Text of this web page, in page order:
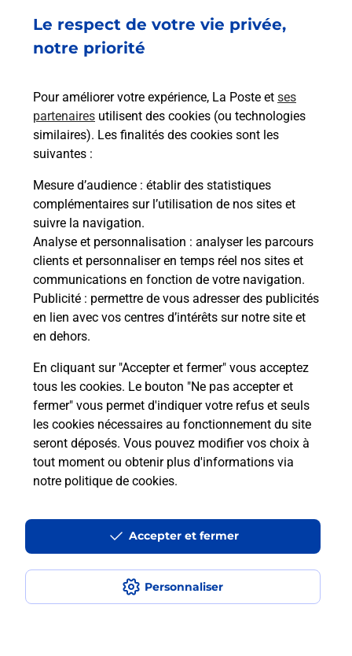
Le respect de votre vie privée,
notre priorité
Pour améliorer votre expérience, La Poste et ses
partenaires utilisent des cookies (ou technologies
similaires). Les finalités des cookies sont les
suivantes :
Mesure d’audience : établir des statistiques
complémentaires sur l’utilisation de nos sites et
suivre la navigation.
Analyse et personnalisation : analyser les parcours
clients et personnaliser en temps réel nos sites et
communications en fonction de votre navigation.
Publicité : permettre de vous adresser des publicités
en lien avec vos centres d’intérêts sur notre site et
en dehors.
En cliquant sur "Accepter et fermer" vous acceptez
tous les cookies. Le bouton "Ne pas accepter et
fermer" vous permet d'indiquer votre refus et seuls
les cookies nécessaires au fonctionnement du site
seront déposés. Vous pouvez modifier vos choix à
tout moment ou obtenir plus d'informations via
notre politique de cookies.
Personnaliser
Accepter et fermer
de chez vous ? Découvrez notre offre de
téléphones mobiles Samsung dans vos bureaux
En savoir plus
En savoir plus
Souscrire à la téléassistance
Besoin d’un système de téléassistance à l’intérieur
et/ou à l’extérieur de votre domicile ? Découvrez
les offres téléalarme dans votre bureau de Poste à
SAINT HERBLAIN HOTEL DE VILLE.
En savoir plus
ST HERBLAIN
SAINT HERBLAIN HOTEL DE VILLE
Accessibilité : partiellement conforme
Conditions contractuelles
Mentions légales